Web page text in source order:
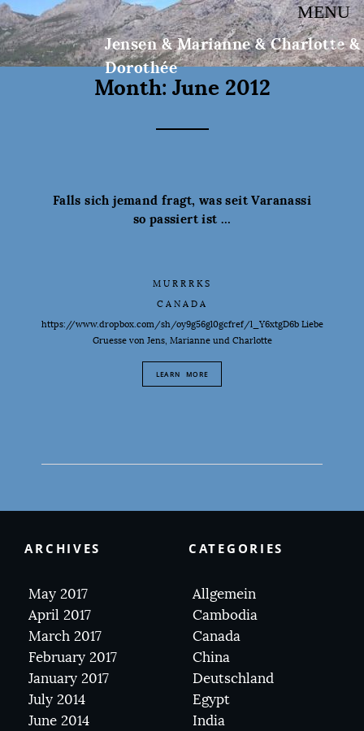
Jensen & Marianne & Charlotte &
Dorothée
Month: June 2012
MENU
Falls sich jemand fragt, was seit Varanassi
so passiert ist …
MURRRKS
CANADA
https://www.dropbox.com/sh/oy9g56gl0gcfref/l_Y6xtgD6b Liebe
Gruesse von Jens, Marianne und Charlotte
LEARN MORE
ARCHIVES
May 2017
April 2017
March 2017
February 2017
January 2017
July 2014
June 2014
CATEGORIES
Allgemein
Cambodia
Canada
China
Deutschland
Egypt
India